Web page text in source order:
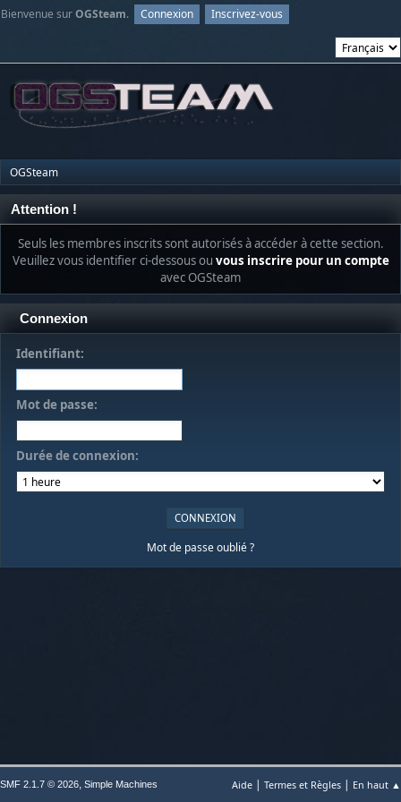
Bienvenue surOGSteam. Connexion Inscrivez-vous
OGSteam
Attention !
Seuls les membres inscrits sont autorisés à accéder à cette section.
Veuillez vous identifier ci-dessous ou vous inscrire pour un compte
avec OGSteam
Connexion
Identifiant:
Mot de passe:
Durée de connexion:
Mot de passe oublié ?
Aide | Termes et Règles | En haut ▲
SMF 2.1.7 © 2026, Simple Machines